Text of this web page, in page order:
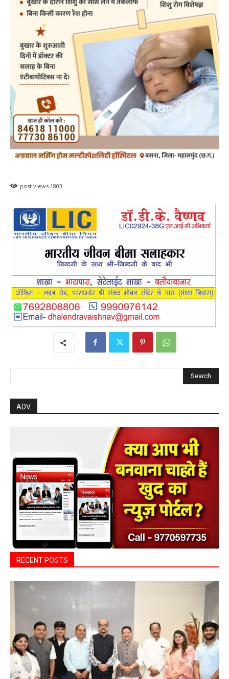
बसना
बसना/ राज्यपाल रमेन डेका का बसना
‘नीलांचल भवन’ में पुष्प वर्षा से हुआ भव्य स्वागत
हेमंत वैष्णव 9131614309 - August 8, 2026 0
बसना/ राज्यपाल रमेन डेका का बसना प्रवास,विधायक डॉ. सम्पत अग्रवाल के निवास
‘नीलांचल भवन’ में पुष्प वर्षा से हुआ भव्य स्वागत छत्तीसगढ़ के महामहिम...
बसना/ पिरदा में परिवहन संबंधी कार्यों के लिए राम
परिवहन सुविधा केंद्र की सुविधा
बसना हेमंत वैष्णव 9131614309 - August 8, 2026
महासमुंद सांसद की अध्यक्षता में सिरपुर विकास
योजना प्रारूप 2041 के संबंध में प्रारंभिक
बैठकआयोजित
हेमंत वैष्णव 9131614309 August 7, 2026
महासमुंद वन विभाग की कार्रवाई करील तोड़ने के
महासमुंद राष्ट्रीय तंबाकू नियंत्रण कार्यक्रम के तहत
जागरूकता कार्यशाला आयोजित विद्यार्थियों को
तंबाकू के दुष्प्रभावों की दी जानकारी
Uncategorized हेमंत वैष्णव 9131614309 -
August 7, 2026
महासमुंद खाद्य सुरक्षा विभाग द्वारा पिथौरा एवं
बागबाहरा में किया औचक निरीक्षण खाद्य पदार्थों की
गुणवत्ता एवं स्वच्छता को लेकर आवश्यक
सावधानियां बरतने के...
CG बागबाहरा हेमंत वैष्णव 9131614309 -
August 7, 2026
सरायपाली/ ओम हॉस्पिटल सामान्य बीमारियों से
को मिलेगा विशेषज्ञ ईलाज परामर्श
महासमुंद कलेक्टर ने सुनी आमजनों की समस्याएं,
संबंधित विभागों को त्वरित निराकरण के दिए निर्देश
Uncategorized हेमंत वैष्णव 9131614309 -
August 4, 2026